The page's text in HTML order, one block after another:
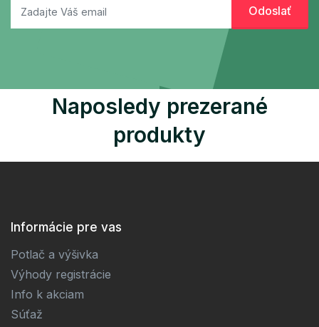
Naposledy prezerané
produkty
Informácie pre vas
Potlač a výšivka
Výhody registrácie
Info k akciam
Súťaž